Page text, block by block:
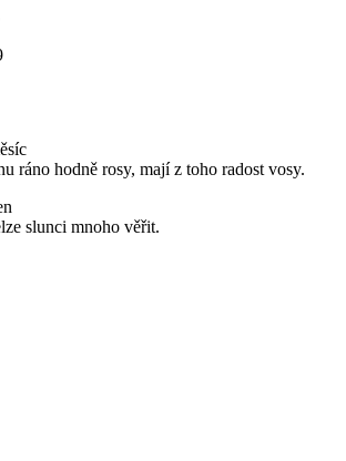
ráno hodně rosy, mají z toho radost vosy.
slunci mnoho věřit.